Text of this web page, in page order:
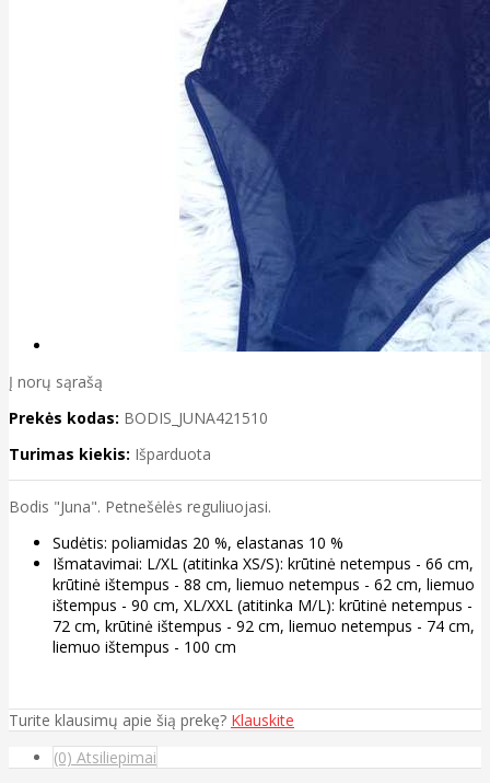
Į norų sąrašą
Prekės kodas: BODIS_JUNA421510
Turimas kiekis: Išparduota
Bodis "Juna". Petnešėlės reguliuojasi.
Sudėtis: poliamidas 20 %, elastanas 10 %
Išmatavimai: L/XL (atitinka XS/S): krūtinė netempus - 66 cm,
krūtinė ištempus - 88 cm, liemuo netempus - 62 cm, liemuo
ištempus - 90 cm, XL/XXL (atitinka M/L): krūtinė netempus -
72 cm, krūtinė ištempus - 92 cm, liemuo netempus - 74 cm,
liemuo ištempus - 100 cm
Turite klausimų apie šią prekę? Klauskite
(0) Atsiliepimai